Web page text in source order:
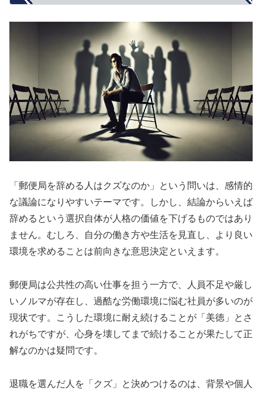
「郵便局を辞める人はクズなのか」という問いは、感情的
な議論になりやすいテーマです。しかし、結論からいえば
辞めるという選択自体が人格の価値を下げるものではあり
ません。むしろ、自分の働き方や生活を見直し、より良い
環境を求めることは前向きな意思決定といえます。
郵便局は公共性の高い仕事を担う一方で、人員不足や厳し
いノルマが存在し、過酷な労働環境に悩む社員が多いのが
現状です。こうした環境に耐え続けることが「美徳」とさ
れがちですが、心身を壊してまで続けることが果たして正
解なのかは疑問です。
退職を選んだ人を「クズ」と決めつけるのは、背景や個人